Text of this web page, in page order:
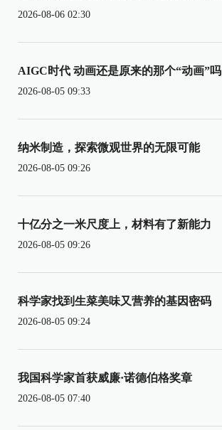
2026-08-06 02:30
AIGC时代 动画还是原来的那个“动画”吗
2026-08-05 09:33
纳米制造，探索微观世界的无限可能
2026-08-05 09:26
十亿分之一米尺度上，材料有了新能力
2026-08-05 09:26
科学家找到生菜美味又营养的基因密码
2026-08-05 09:24
我国科学家首获威廉·诺德伯格奖章
2026-08-05 07:40